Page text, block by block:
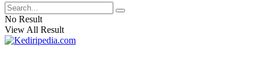
No Result
View All Result